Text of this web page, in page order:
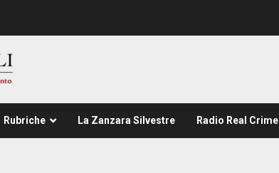
Rubriche La Zanzara Silvestre Radio Real Crime